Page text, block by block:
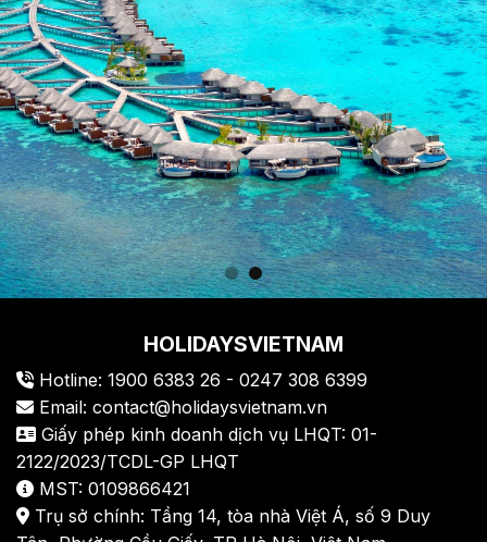
HOLIDAYSVIETNAM
Hotline: 1900 6383 26 - 0247 308 6399
Email: contact@holidaysvietnam.vn
Giấy phép kinh doanh dịch vụ LHQT: 01-
2122/2023/TCDL-GP LHQT
MST: 0109866421
Trụ sở chính: Tầng 14, tòa nhà Việt Á, số 9 Duy